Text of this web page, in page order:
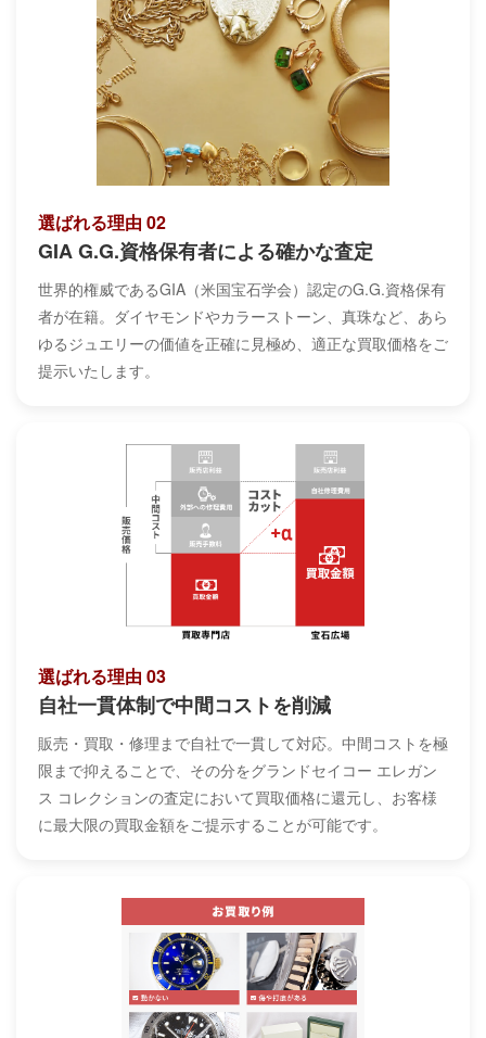
選ばれる理由 02
GIA G.G.資格保有者による確かな査定
世界的権威であるGIA（米国宝石学会）認定のG.G.資格保有
者が在籍。ダイヤモンドやカラーストーン、真珠など、あら
ゆるジュエリーの価値を正確に見極め、適正な買取価格をご
提示いたします。
選ばれる理由 03
自社一貫体制で中間コストを削減
販売・買取・修理まで自社で一貫して対応。中間コストを極
限まで抑えることで、その分をグランドセイコー エレガン
ス コレクションの査定において買取価格に還元し、お客様
に最大限の買取金額をご提示することが可能です。